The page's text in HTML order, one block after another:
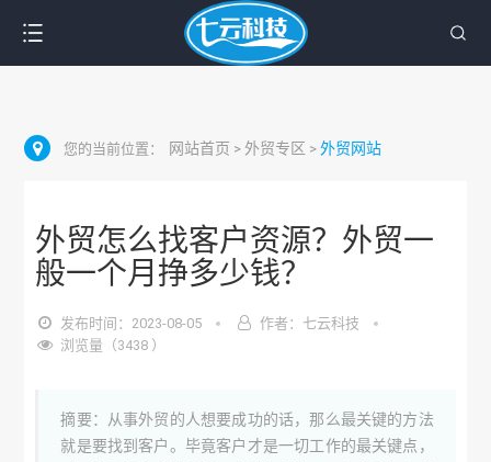
您的当前位置： 网站首页 > 外贸专区 >外贸网站
外贸怎么找客户资源？外贸一
般一个月挣多少钱？
发布时间：2023-08-05
作者：七云科技
浏览量（3438 ）
摘要：从事外贸的人想要成功的话，那么最关键的方法
就是要找到客户。毕竟客户才是一切工作的最关键点，